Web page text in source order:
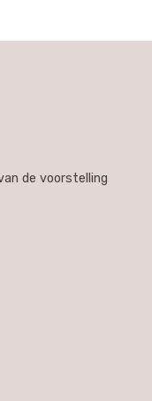
de voorstelling